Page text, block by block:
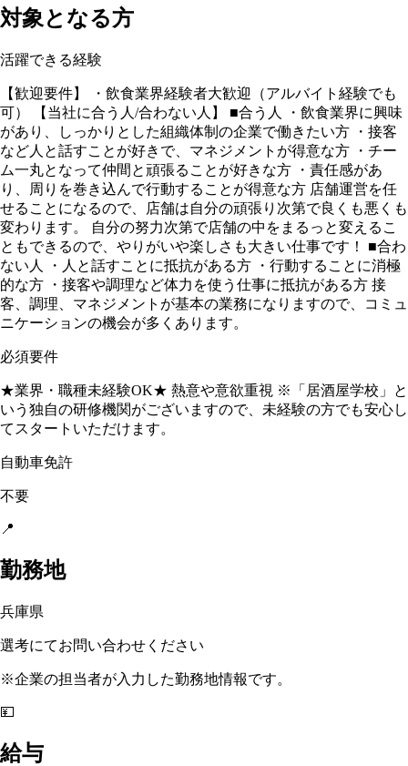
対象となる方
活躍できる経験
【歓迎要件】 ・飲食業界経験者大歓迎（アルバイト経験でも
可） 【当社に合う人/合わない人】 ■合う人 ・飲食業界に興味
があり、しっかりとした組織体制の企業で働きたい方 ・接客
など人と話すことが好きで、マネジメントが得意な方 ・チー
ム一丸となって仲間と頑張ることが好きな方 ・責任感があ
り、周りを巻き込んで行動することが得意な方 店舗運営を任
せることになるので、店舗は自分の頑張り次第で良くも悪くも
変わります。 自分の努力次第で店舗の中をまるっと変えるこ
ともできるので、やりがいや楽しさも大きい仕事です！ ■合わ
ない人 ・人と話すことに抵抗がある方 ・行動することに消極
的な方 ・接客や調理など体力を使う仕事に抵抗がある方 接
客、調理、マネジメントが基本の業務になりますので、コミュ
ニケーションの機会が多くあります。
必須要件
★業界・職種未経験OK★ 熱意や意欲重視 ※「居酒屋学校」と
いう独自の研修機関がございますので、未経験の方でも安心し
てスタートいただけます。
自動車免許
不要
📍
勤務地
兵庫県
選考にてお問い合わせください
※企業の担当者が入力した勤務地情報です。
💴
給与